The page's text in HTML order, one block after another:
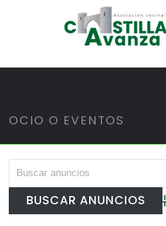
OCIO O EVENTOS